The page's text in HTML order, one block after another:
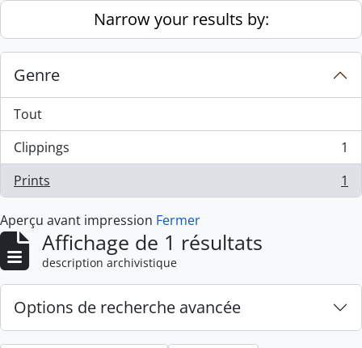
Skip to main contentNarrow your results by:
Genre
Tout
Clippings
, 1 résultats
1
Prints
, 1 résultats 1
Aperçu avant impression Fermer
Affichage de 1 résultats
description archivistique
Options de recherche avancée